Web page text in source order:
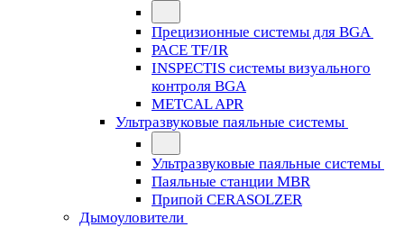
Прецизионные системы для BGA
PACE TF/IR
INSPECTIS системы визуального
контроля BGA
METCAL APR
Ультразвуковые паяльные системы
Ультразвуковые паяльные системы
Паяльные станции MBR
Припой CERASOLZER
Дымоуловители